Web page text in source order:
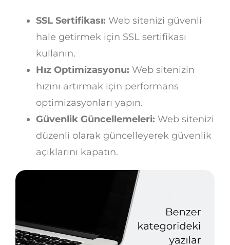
SSL Sertifikası: Web sitenizi güvenli
hale getirmek için SSL sertifikası
kullanın.
Hız Optimizasyonu: Web sitenizin
hızını artırmak için performans
optimizasyonları yapın.
Güvenlik Güncellemeleri: Web sitenizi
düzenli olarak güncelleyerek güvenlik
açıklarını kapatın.